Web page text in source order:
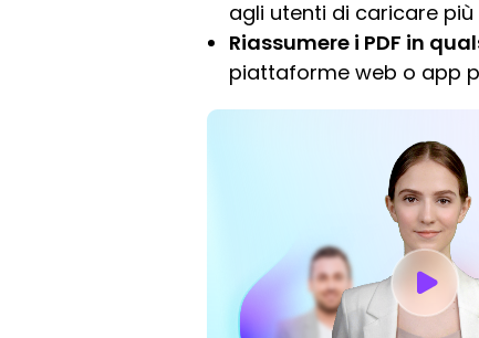
agli utenti di caricare
Riassumere i PDF in
piattaforme web o app